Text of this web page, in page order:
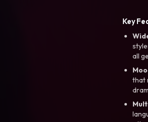
Key
all
that